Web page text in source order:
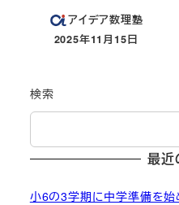
アイデア数理塾
投稿日
2025年11月15日
検索
最近
小6の3学期に中学準備を